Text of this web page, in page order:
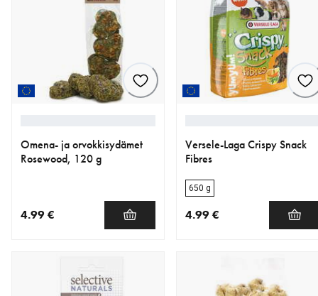
Omena- ja orvokkisydämet
Rosewood, 120 g
4.99 €
Versele-Laga Crispy Snack
Fibres
650 g
4.99 €